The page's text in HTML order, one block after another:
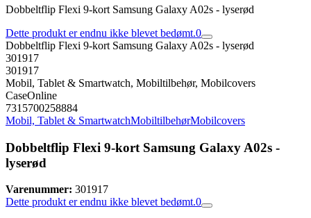
Dobbeltflip Flexi 9-kort Samsung Galaxy A02s - lyserød
Dette produkt er endnu ikke blevet bedømt.0
Dobbeltflip Flexi 9-kort Samsung Galaxy A02s - lyserød
301917
301917
Mobil, Tablet & Smartwatch, Mobiltilbehør, Mobilcovers
CaseOnline
7315700258884
Mobil, Tablet & SmartwatchMobiltilbehørMobilcovers
Dobbeltflip Flexi 9-kort Samsung Galaxy A02s -
lyserød
Varenummer: 301917
Dette produkt er endnu ikke blevet bedømt.0